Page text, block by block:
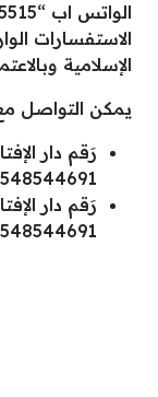
الاستفسارات
الإسلامية
يمكن التواصل مع
رَقم دار
رَقم دار